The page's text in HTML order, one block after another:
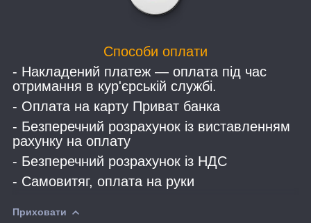
Способи оплати
- Накладений платеж — оплата під час
отримання в кур'єрській службі.
- Оплата на карту Приват банка
- Безперечний розрахунок із виставленням
рахунку на оплату
- Безперечний розрахунок із НДС
- Самовитяг, оплата на руки
Приховати